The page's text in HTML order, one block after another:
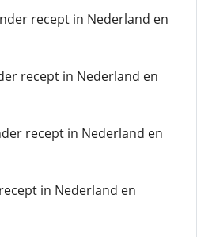
recept in Nederland en
recept in Nederland en
recept in Nederland en
in Nederland en